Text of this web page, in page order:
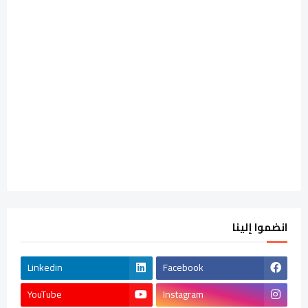
انضموا إلينا
Facebook
Linkedin
Instagram
YouTube